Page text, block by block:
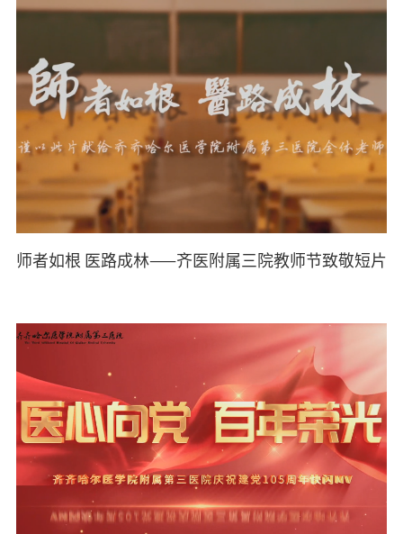
师者如根 医路成林——齐医附属三院教师节致敬短片